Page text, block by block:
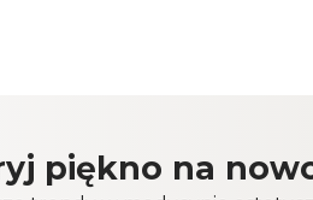
piękno na